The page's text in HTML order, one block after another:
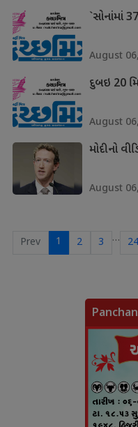
`સોનાંમાં
August
દુબઇ 20
August
મોદીનો
August
Prev 1 2 3 … 24